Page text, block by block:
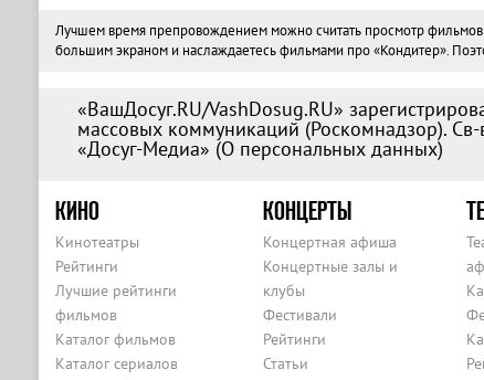
Лучшем время препровождением можно считать просмотр фильмов
большим экраном и наслаждаетесь фильмами про «Кондитер».
«ВашДосуг.RU/VashDosug.RU»
массовых коммуникаций (Роскомнадзор).
«Досуг-Медиа» (О персональных данных)
КИНО
Кинотеатры
Рейтинги
Лучшие рейтинги
фильмов
Каталог фильмов
Каталог сериалов
КОНЦЕРТЫ
Концертная афиша
Концертные залы и
клубы
Фестивали
Рейтинги
Статьи